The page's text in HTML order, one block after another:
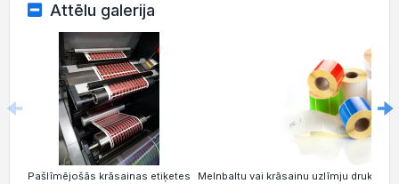
Attēlu galerija
Pašlīmējošās krāsainas etiķetes Melnbaltu vai krāsainu uzlīmju